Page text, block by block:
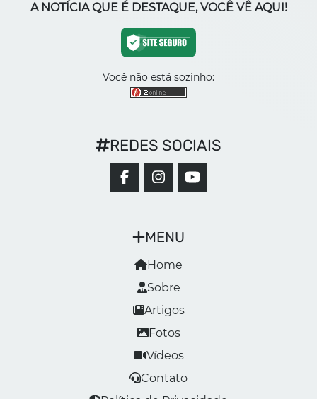
A NOTÍCIA QUE É DESTAQUE, VOCÊ VÊ AQUI!
Você não está sozinho:
MENU
Home
Sobre
Artigos
Fotos
Vídeos
Contato
REDES SOCIAIS